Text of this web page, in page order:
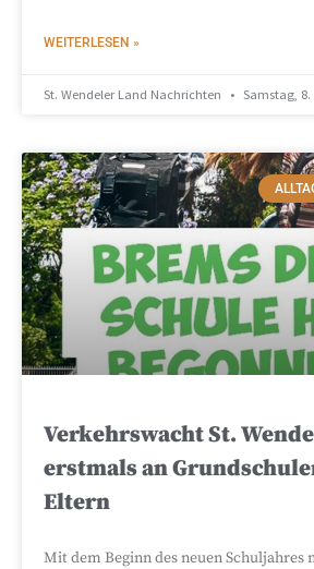
WEITERLESEN »
St. Wendeler Land Nachrichten Samstag, 8.
Verkehrswacht St.
erstmals an
Eltern
Mit dem Beginn des neuen Schuljahres